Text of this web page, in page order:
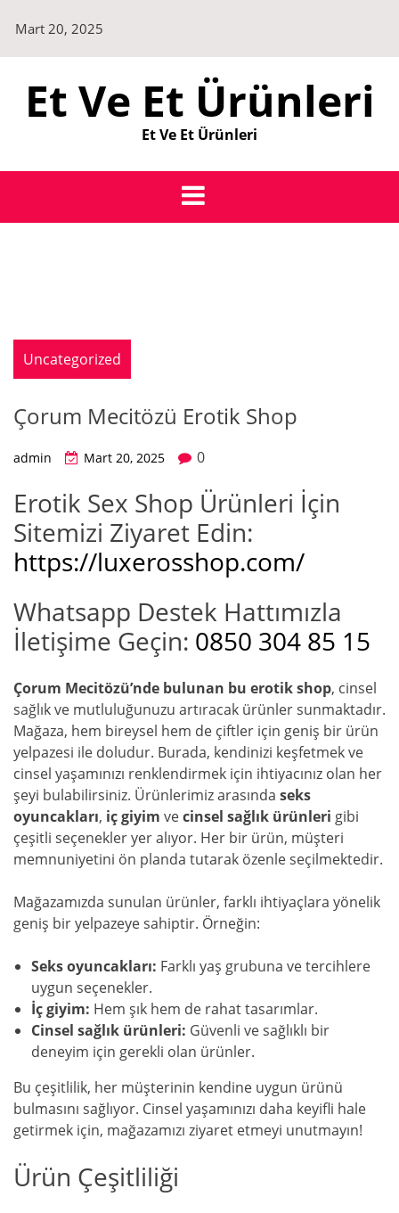
content
Mart 20, 2025
Et Ve Et Ürünleri
Et Ve Et Ürünleri
Uncategorized
Çorum Mecitözü Erotik Shop
admin Mart 20, 2025 0
Erotik Sex Shop Ürünleri İçin
Sitemizi Ziyaret Edin:
https://luxerosshop.com/
Whatsapp Destek Hattımızla
İletişime Geçin: 0850 304 85 15
Çorum Mecitözü’nde bulunan bu erotik shop, cinsel
sağlık ve mutluluğunuzu artıracak ürünler sunmaktadır.
Mağaza, hem bireysel hem de çiftler için geniş bir ürün
yelpazesi ile doludur. Burada, kendinizi keşfetmek ve
cinsel yaşamınızı renklendirmek için ihtiyacınız olan her
şeyi bulabilirsiniz. Ürünlerimiz arasında seks
oyuncakları, iç giyim vecinsel sağlık ürünleri gibi
çeşitli seçenekler yer alıyor. Her bir ürün, müşteri
memnuniyetini ön planda tutarak özenle seçilmektedir.
Mağazamızda sunulan ürünler, farklı ihtiyaçlara yönelik
geniş bir yelpazeye sahiptir. Örneğin:
Seks oyuncakları: Farklı yaş grubuna ve tercihlere
uygun seçenekler.
İç giyim: Hem şık hem de rahat tasarımlar.
Cinsel sağlık ürünleri: Güvenli ve sağlıklı bir
deneyim için gerekli olan ürünler.
Bu çeşitlilik, her müşterinin kendine uygun ürünü
bulmasını sağlıyor. Cinsel yaşamınızı daha keyifli hale
getirmek için, mağazamızı ziyaret etmeyi unutmayın!
Ürün Çeşitliliği